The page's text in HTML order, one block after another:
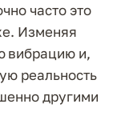
часто это
Изменяя
вибрацию и,
реальность
другими